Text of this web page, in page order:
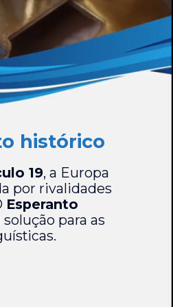
histórico
19, a Europa
por rivalidades
Esperanto
para as